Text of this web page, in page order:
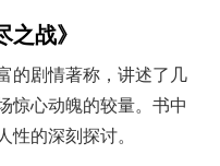
战》
的剧情著称，讲述了几
惊心动魄的较量。书中
的深刻探讨。